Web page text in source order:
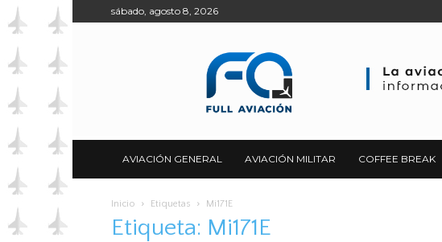
sábado, agosto 8, 2026
AVIACIÓN GENERAL AVIACIÓN MILITAR COFFEE BREAK
Inicio Etiquetas Mi171E
Etiqueta: Mi171E